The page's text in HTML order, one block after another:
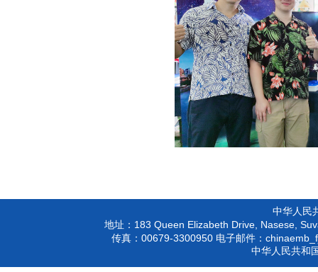
中华人民
地址： 183 Queen Elizabeth Drive, Nasese,
传真： 00679-3300950电子邮件：
中华人民共和